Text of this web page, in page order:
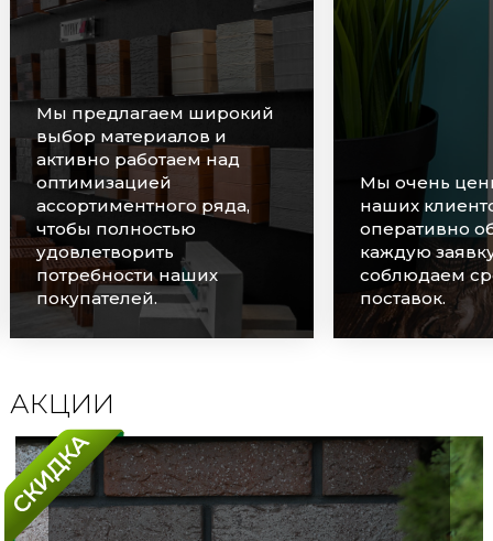
Мы предлагаем широкий
выбор материалов и
активно работаем над
оптимизацией
ассортиментного ряда,
чтобы полностью
удовлетворить
потребности наших
покупателей.
Мы очень
наших
оперативно
каждую
соблюдаем
поставок.
АКЦИИ